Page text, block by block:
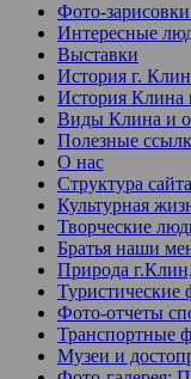
Фото-
Интересные
Выставки
История г.
История Клина
Виды Клина и
Полезные
О нас
Структура сайта
Культурная
Творческие
Братья наши
Природа
Туристические
Фото-отчеты
Транспортные
Музеи и